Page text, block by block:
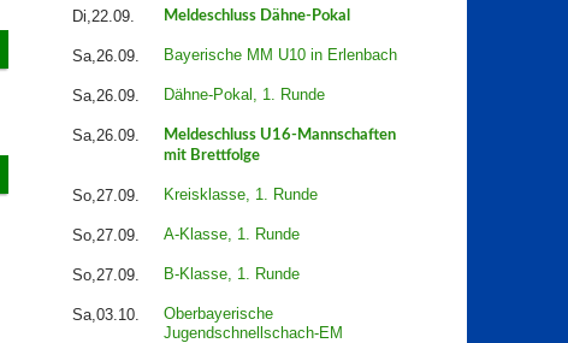
Di,22.09. Meldeschluss Dähne-Pokal
Sa,26.09. Bayerische MM U10 in Erlenbach
Sa,26.09. Dähne-Pokal, 1. Runde
Sa,26.09.
Meldeschluss U16-Mannschaften
mit Brettfolge
So,27.09. Kreisklasse, 1. Runde
So,27.09. A-Klasse, 1. Runde
So,27.09. B-Klasse, 1. Runde
Sa,03.10.
Oberbayerische
Jugendschnellschach-EM